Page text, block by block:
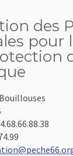
des
pour